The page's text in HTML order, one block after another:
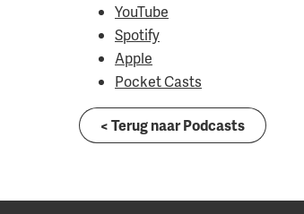
YouTube
Spotify
Apple
Pocket Casts
< Terug naar Podcasts